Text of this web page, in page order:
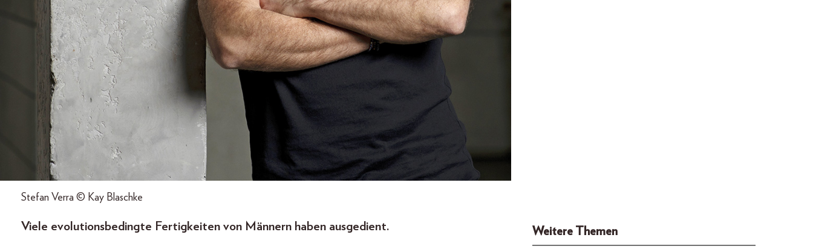
Stefan Verra © Kay Blaschke
Viele evolutionsbedingte Fertigkeiten von Männern haben ausgedient. Weitere Themen